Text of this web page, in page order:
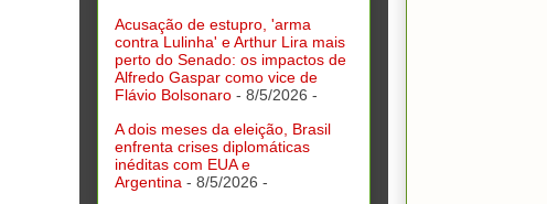
Acusação de estupro, 'arma
contra Lulinha' e Arthur Lira mais
perto do Senado: os impactos de
Alfredo Gaspar como vice de
Flávio Bolsonaro - 8/5/2026 -
A dois meses da eleição, Brasil
enfrenta crises diplomáticas
inéditas com EUA e
Argentina - 8/5/2026 -